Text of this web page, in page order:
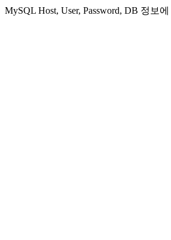
MySQL Host, User, Password, DB 정보